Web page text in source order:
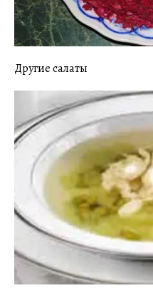
Другие салаты